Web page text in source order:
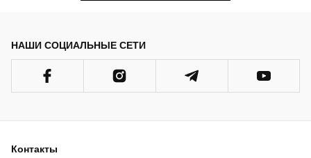
НАШИ СОЦИАЛЬНЫЕ СЕТИ
Контакты